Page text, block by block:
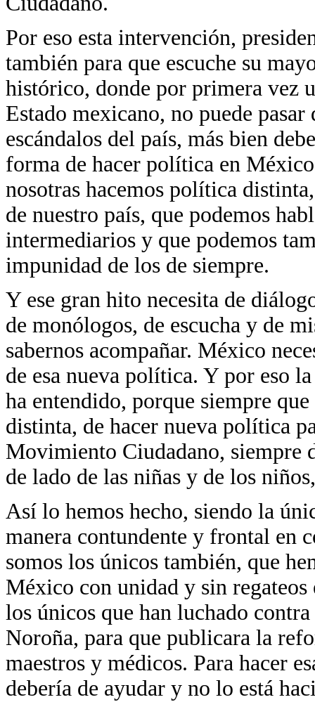
Por eso esta intervención,
también para que escuche su
histórico, donde por primera vez
Estado mexicano, no puede
escándalos del país, más bien
forma de hacer política en
nosotras hacemos política
de nuestro país, que podemos
intermediarios y que podemos
impunidad de los de siempre.
Y ese gran hito necesita de
de monólogos, de escucha y de
sabernos acompañar. México
de esa nueva política. Y por eso
ha entendido, porque siempre
distinta, de hacer nueva política
Movimiento Ciudadano, siempre
de lado de las niñas y de los
Así lo hemos hecho, siendo la
manera contundente y frontal en
somos los únicos también, que
México con unidad y sin
los únicos que han luchado
Noroña, para que publicara la
maestros y médicos. Para hacer
debería de ayudar y no lo está